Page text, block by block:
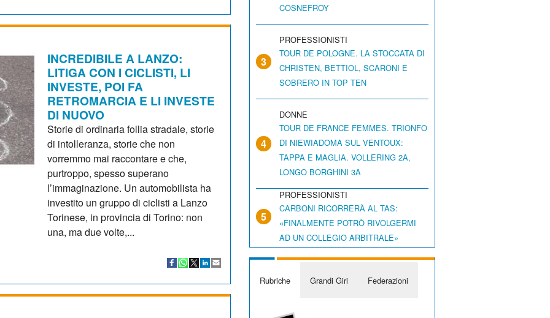
INCREDIBILE A LANZO:
LITIGA CON I CICLISTI, LI
INVESTE, POI FA
RETROMARCIA E LI INVESTE
DI NUOVO
Storie di ordinaria follia stradale, storie
di intolleranza, storie che non
vorremmo mai raccontare e che,
purtroppo, spesso superano
l’immaginazione. Un automobilista ha
investito un gruppo di ciclisti a Lanzo
Torinese, in provincia di Torino: non
una, ma due volte,...
COSNEFROY
3
PROFESSIONISTI
TOUR DE POLOGNE. LA STOCCATA DI
CHRISTEN, BETTIOL, SCARONI E
SOBRERO IN TOP TEN
4
DONNE
TOUR DE FRANCE FEMMES. TRIONFO
DI NIEWIADOMA SUL VENTOUX:
TAPPA E MAGLIA. VOLLERING 2A,
LONGO BORGHINI 3A
5
PROFESSIONISTI
CARBONI RICORRERÀ AL TAS:
«FINALMENTE POTRÒ RIVOLGERMI
AD UN COLLEGIO ARBITRALE»
Rubriche Grandi Giri Federazioni